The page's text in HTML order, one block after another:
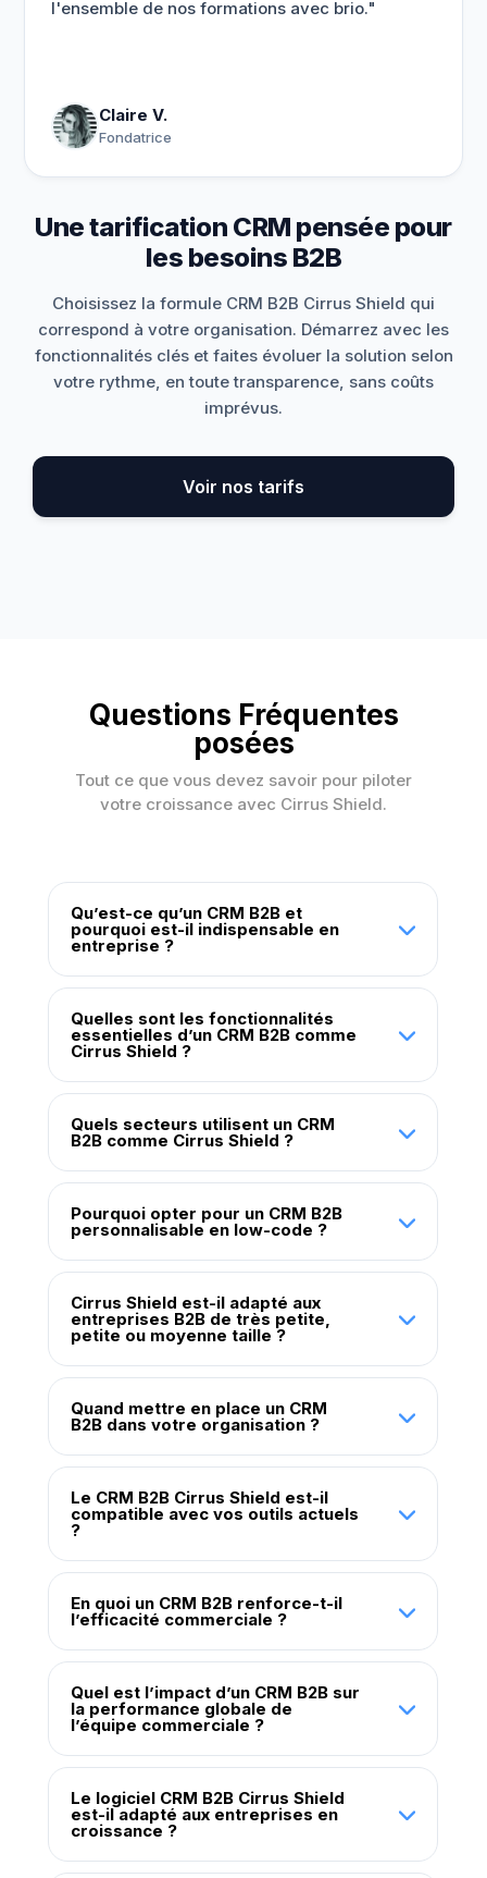
l'ensemble de nos formations avec brio."
Claire V.
Fondatrice
Une tarification CRM pensée pour
les besoins B2B
Choisissez la formule CRM B2B Cirrus Shield qui
correspond à votre organisation. Démarrez avec les
fonctionnalités clés et faites évoluer la solution selon
votre rythme, en toute transparence, sans coûts
imprévus.
Voir nos tarifs
Questions Fréquentes
posées
Tout ce que vous devez savoir pour piloter
votre croissance avec Cirrus Shield.
Qu’est-ce qu’un CRM B2B et
pourquoi est-il indispensable en
entreprise ?
Quelles sont les fonctionnalités
essentielles d’un CRM B2B comme
Cirrus Shield ?
Quels secteurs utilisent un CRM
B2B comme Cirrus Shield ?
Pourquoi opter pour un CRM B2B
personnalisable en low-code ?
Cirrus Shield est-il adapté aux
entreprises B2B de très petite,
petite ou moyenne taille ?
Quand mettre en place un CRM
B2B dans votre organisation ?
Le CRM B2B Cirrus Shield est-il
compatible avec vos outils actuels
?
En quoi un CRM B2B renforce-t-il
l’efficacité commerciale ?
Quel est l’impact d’un CRM B2B sur
la performance globale de
l’équipe commerciale ?
Le logiciel CRM B2B Cirrus Shield
est-il adapté aux entreprises en
croissance ?